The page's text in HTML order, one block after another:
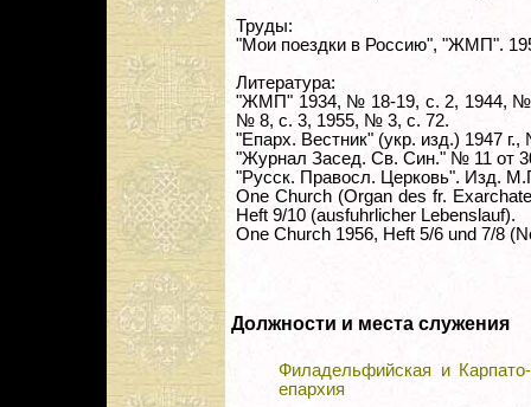
Труды:
"Мои поездки в Россию", "ЖМП".
Литература:
"ЖМП" 1934, № 18-19, с. 2, 1944, №
№ 8, с. 3, 1955, № 3, с. 72.
"Епарх. Вестник" (укр. изд.) 1947
"Журнал Засед. Св. Син." № 11 от
"Русск. Правосл. Церковь". Изд.
One Church (Organ des fr.
Heft 9/10 (ausfuhrlicher Lebenslauf).
One Church 1956, Heft 5/6 und 7/8
Должности и места служения
Филадельфийская и
епархия